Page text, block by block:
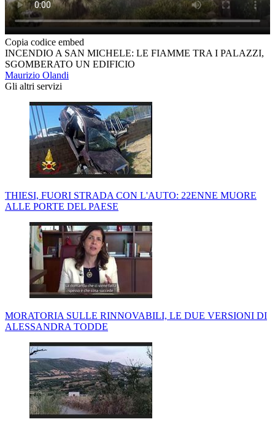
Copia codice embed
INCENDIO A SAN MICHELE: LE FIAMME TRA I PALAZZI,
SGOMBERATO UN EDIFICIO
Maurizio Olandi
Gli altri servizi
THIESI, FUORI STRADA CON L'AUTO: 22ENNE MUORE
ALLE PORTE DEL PAESE
MORATORIA SULLE RINNOVABILI, LE DUE VERSIONI DI
ALESSANDRA TODDE